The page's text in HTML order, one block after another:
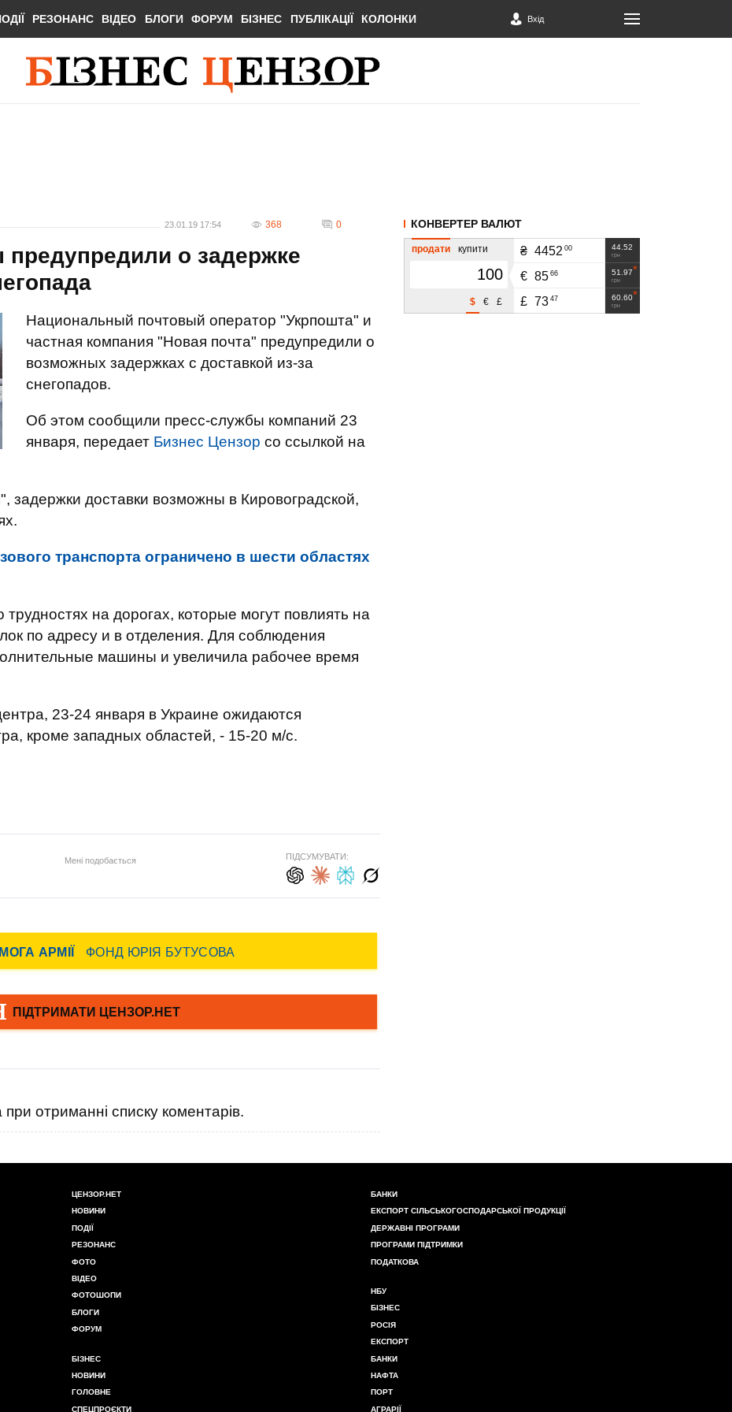
РЕЗОНАНС ВІДЕО БЛОГИ ФОРУМ БІЗНЕС ПУБЛІКАЦІЇ КОЛОНКИ Вхід
23.01.19 17:54 368 0
о задержке
Национальный почтовый оператор "Укрпошта" и
частная компания "Новая почта" предупредили о
возможных задержках с доставкой из-за
снегопадов.
Об этом сообщили пресс-службы компаний 23
января, передает Бизнес Цензор со ссылкой на
доставки возможны в Кировоградской,
транспорта ограничено в шести областях
на дорогах, которые могут повлиять на
по адресу и в отделения. Для соблюдения
машины и увеличила рабочее время
23-24 января в Украине ожидаются
кроме западных областей, - 15-20 м/с.
Мені подобається ПІДСУМУВАТИ:
отриманні списку коментарів.
КОНВЕРТЕР ВАЛЮТ
продати купити
£
€
$
44.52
грн
₴ 4452 00
51.97
грн
€ 85 66
60.60
грн
£ 73 47
ЦЕНЗОР.НЕТ
НОВИНИ
ПОДІЇ
РЕЗОНАНС
ФОТО
ВІДЕО
ФОТОШОПИ
БЛОГИ
ФОРУМ
БІЗНЕС
НОВИНИ
ГОЛОВНЕ
СПЕЦПРОЄКТИ
БАНКИ
ЕКСПОРТ СІЛЬСЬКОГОСПОДАРСЬКОЇ ПРОДУКЦІЇ
ДЕРЖАВНІ ПРОГРАМИ
ПРОГРАМИ ПІДТРИМКИ
ПОДАТКОВА
НБУ
БІЗНЕС
РОСІЯ
ЕКСПОРТ
БАНКИ
НАФТА
ПОРТ
АГРАРІЇ